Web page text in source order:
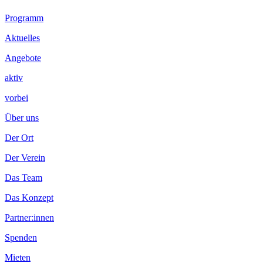
Footer
Inhalt
Programm
Aktuelles
Angebote
aktiv
vorbei
Über uns
Der Ort
Der Verein
Das Team
Das Konzept
Partner:innen
Spenden
Mieten